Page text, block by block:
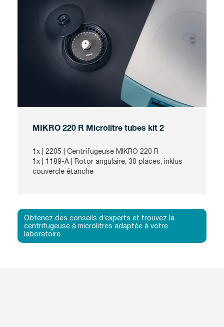
MIKRO 220 R Microlitre tubes kit 2
1x | 2205 | Centrifugeuse MIKRO 220 R
1x | 1189-A | Rotor angulaire, 30 places, inklus
couvercle étanche
Obtenez des conseils d’experts et trouvez la
centrifugeuse à microlitres adaptée à votre
laboratoire